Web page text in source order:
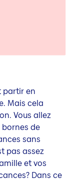
partir en
Mais cela
Vous allez
bornes de
sans
pas assez
et vos
Dans ce